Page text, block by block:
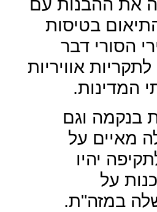
בטיסות
הסורי דבר
אוויריות
המדינות.
בנקמה וגם
מאיים על
יהיו
על
במזה"ת.